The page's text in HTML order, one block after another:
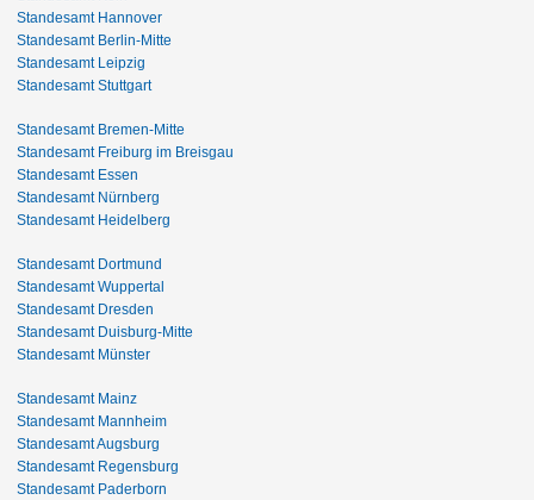
Standesamt Hannover
Standesamt Berlin-Mitte
Standesamt Leipzig
Standesamt Stuttgart
Standesamt Bremen-Mitte
Standesamt Freiburg im Breisgau
Standesamt Essen
Standesamt Nürnberg
Standesamt Heidelberg
Standesamt Dortmund
Standesamt Wuppertal
Standesamt Dresden
Standesamt Duisburg-Mitte
Standesamt Münster
Standesamt Mainz
Standesamt Mannheim
Standesamt Augsburg
Standesamt Regensburg
Standesamt Paderborn